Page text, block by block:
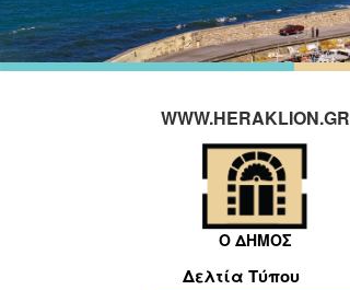
WWW.HERAKLION.GR
Ο ΔΗΜΟΣ
Δελτία Τύπου